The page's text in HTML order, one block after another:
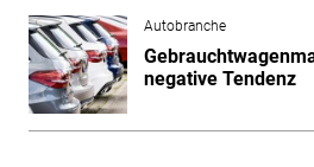
Autobranche
negative Tendenz